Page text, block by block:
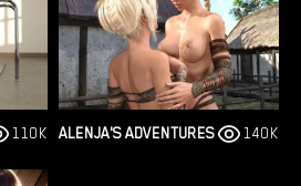
110K ALENJA'S ADVENTURES 140K